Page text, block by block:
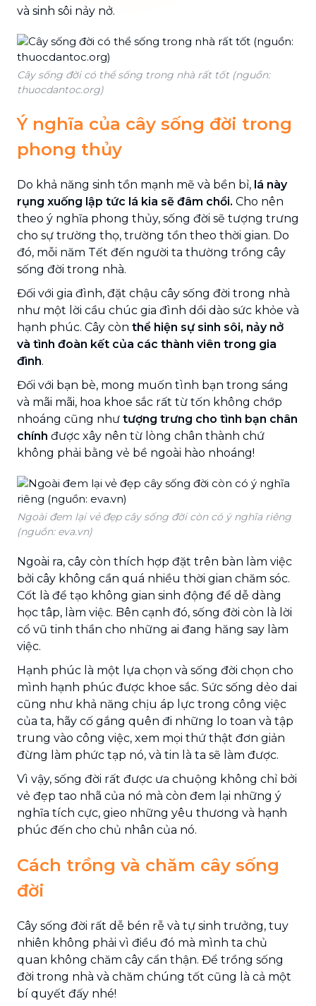
và sinh sôi nảy nở.
Cây sống đời có thể sống trong nhà rất tốt (nguồn:
thuocdantoc.org)
Ý nghĩa của cây sống đời trong
phong thủy
Do khả năng sinh tồn mạnh mẽ và bền bỉ, lá này
rụng xuống lập tức lá kia sẽ đâm chồi. Cho nên
theo ý nghĩa phong thủy, sống đời sẽ tượng trưng
cho sự trường thọ, trường tồn theo thời gian. Do
đó, mỗi năm Tết đến người ta thường trồng cây
sống đời trong nhà.
Đối với gia đình, đặt chậu cây sống đời trong nhà
như một lời cầu chúc gia đình dồi dào sức khỏe và
hạnh phúc. Cây còn thể hiện sự sinh sôi, nảy nở
và tình đoàn kết của các thành viên trong gia
đình.
Đối với bạn bè, mong muốn tình bạn trong sáng
và mãi mãi, hoa khoe sắc rất từ tốn không chớp
nhoáng cũng như tượng trưng cho tình bạn chân
chính được xây nên từ lòng chân thành chứ
không phải bằng vẻ bề ngoài hào nhoáng!
Ngoài đem lại vẻ đẹp cây sống đời còn có ý nghĩa riêng
(nguồn: eva.vn)
Ngoài ra, cây còn thích hợp đặt trên bàn làm việc
bởi cây không cần quá nhiều thời gian chăm sóc.
Cốt là để tạo không gian sinh động để dễ dàng
học tâp, làm việc. Bên cạnh đó, sống đời còn là lời
cổ vũ tinh thần cho những ai đang hăng say làm
việc.
Hạnh phúc là một lựa chọn và sống đời chọn cho
mình hạnh phúc được khoe sắc. Sức sống dẻo dai
cũng như khả năng chịu áp lực trong công việc
của ta, hãy cố gắng quên đi những lo toan và tập
trung vào công việc, xem mọi thứ thật đơn giản
đừng làm phức tạp nó, và tin là ta sẽ làm được.
Vì vậy, sống đời rất được ưa chuộng không chỉ bởi
vẻ đẹp tao nhã của nó mà còn đem lại những ý
nghĩa tích cực, gieo những yêu thương và hạnh
phúc đến cho chủ nhân của nó.
Cách trồng và chăm cây sống
đời
Cây sống đời rất dễ bén rễ và tự sinh trưởng, tuy
nhiên không phải vì điều đó mà mình ta chủ
quan không chăm cây cẩn thận. Để trồng sống
đời trong nhà và chăm chúng tốt cũng là cả một
bí quyết đấy nhé!